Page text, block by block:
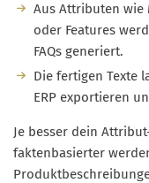
Aus Attributen wie
oder Features
FAQs generiert.
Die fertigen Texte
ERP exportieren
Je besser dein
faktenbasierter